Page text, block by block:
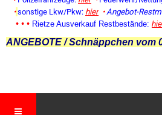
• sonstige Lkw/Pkw: hier • Angebot-
• • • Rietze Ausverkauf Restbestände:
ANGEBOTE / Schnäppchen vom